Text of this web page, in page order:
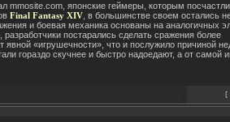
mmosite.com, японские геймеры, которым
Final Fantasy XIV , в большинстве своем остались
и боевая механика основаны на аналогичных
разработчики постарались сделать сражения более
«игрушечности», что и послужило причиной
гораздо скучнее и быстро надоедают, а от самой
[